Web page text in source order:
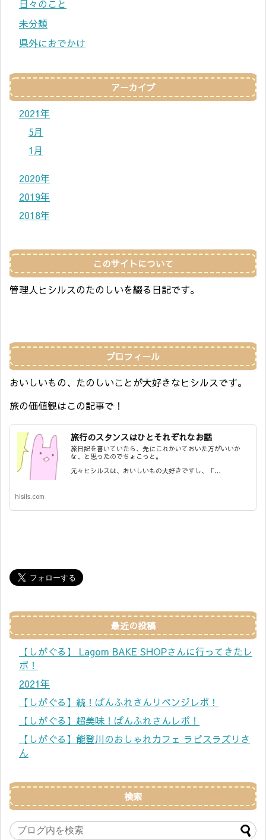
日々のこと
未分類
県外におでかけ
アーカイブ
2021年
5月
1月
2020年
2019年
2018年
このサイトについて
管理人ヒシルスのたのしいを綴る日記です。
プロフィール
おいしいもの、たのしいことが大好きなヒシルスです。
旅の価値観はこの記事で！
旅行のスタンスはひとそれぞれなお話
旅日記を書いていたら、先にこれかいておいた方がいいか
な、と思ったのでちょこっと。
元々ヒシルスは、おいしいもの大好きですし、「…
hisils.com
最近の投稿
【しがぐる】 Lagom BAKE SHOPさんに行ってきたレ
ポ！
2021年
【しがぐる】続！ぱんふれさんリベンジレポ！
【しがぐる】超美味！ぱんふれさんレポ！
【しがぐる】能登川のおしゃれカフェ ラピスラズリさ
ん
検索